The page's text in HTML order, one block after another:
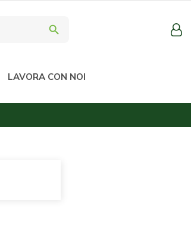
search
LAVORA CON NOI